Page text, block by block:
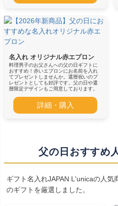
名入れ オリジナル赤エプロン
料理男子のお父さんへの父の日ギフトに
おすすめ！赤いエプロンにお名前を入れ
てプレゼントしませんか。還暦祝いのプ
レゼントとしても好評です。父の日や還
暦限定デザインもご用意しております。
詳細・購入
父の日おすすめ
ギフト名入れJAPAN L'unicaの人気
のギフトを厳選しました。